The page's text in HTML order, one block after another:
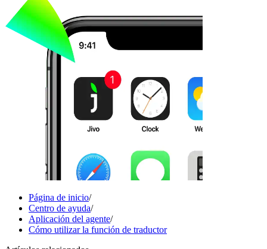
Página de inicio/
Centro de ayuda/
Aplicación del agente/
Cómo utilizar la función de traductor